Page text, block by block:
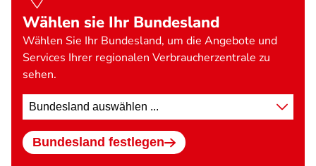
Wählen sie Ihr Bundesland
Wählen Sie Ihr Bundesland, um die Angebote und
Services Ihrer regionalen Verbraucherzentrale zu
sehen.
Standort
wählen
Bundesland festlegen